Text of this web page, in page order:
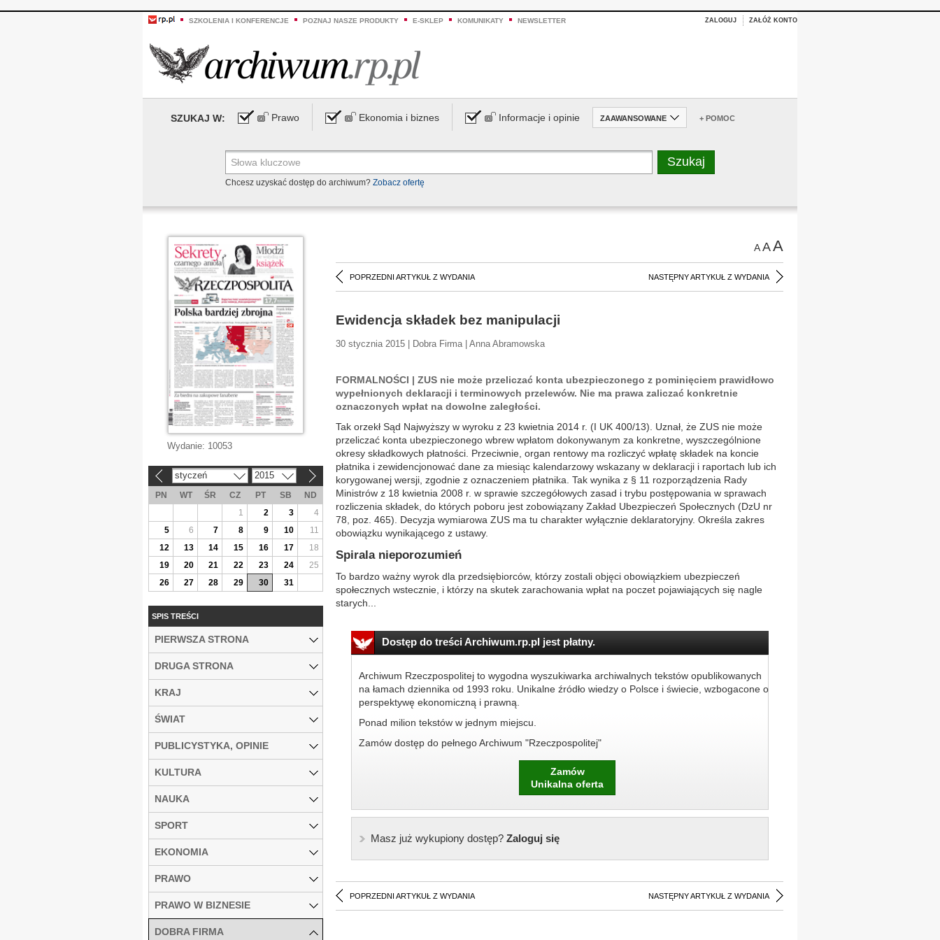
SZKOLENIA I KONFERENCJE POZNAJ NASZE PRODUKTY E-SKLEP KOMUNIKATY NEWSLETTER ZALOGUJ ZAŁÓŻ KONTO
SZUKAJ W: Prawo Ekonomia i biznes Informacje i opinie ZAAWANSOWANE + POMOC
Chcesz uzyskać dostęp do archiwum? Zobacz ofertę
AAA
POPRZEDNI ARTYKUŁ Z WYDANIA NASTĘPNY ARTYKUŁ Z WYDANIA
Ewidencja składek bez manipulacji
30 stycznia 2015 | Dobra Firma | Anna Abramowska
FORMALNOŚCI | ZUS nie może przeliczać konta ubezpieczonego z pominięciem prawidłowo
wypełnionych deklaracji i terminowych przelewów. Nie ma prawa zaliczać konkretnie
oznaczonych wpłat na dowolne zaległości.
Tak orzekł Sąd Najwyższy w wyroku z 23 kwietnia 2014 r. (I UK 400/13). Uznał, że ZUS nie może
przeliczać konta ubezpieczonego wbrew wpłatom dokonywanym za konkretne, wyszczególnione
okresy składkowych płatności. Przeciwnie, organ rentowy ma rozliczyć wpłatę składek na koncie
płatnika i zewidencjonować dane za miesiąc kalendarzowy wskazany w deklaracji i raportach lub ich
korygowanej wersji, zgodnie z oznaczeniem płatnika. Tak wynika z § 11 rozporządzenia Rady
Ministrów z 18 kwietnia 2008 r. w sprawie szczegółowych zasad i trybu postępowania w sprawach
rozliczenia składek, do których poboru jest zobowiązany Zakład Ubezpieczeń Społecznych (DzU nr
78, poz. 465). Decyzja wymiarowa ZUS ma tu charakter wyłącznie deklaratoryjny. Określa zakres
obowiązku wynikającego z ustawy.
Spirala nieporozumień
To bardzo ważny wyrok dla przedsiębiorców, którzy zostali objęci obowiązkiem ubezpieczeń
społecznych wstecznie, i którzy na skutek zarachowania wpłat na poczet pojawiających się nagle
starych...
Dostęp do treści Archiwum.rp.pl jest płatny.
Archiwum Rzeczpospolitej to wygodna wyszukiwarka archiwalnych tekstów opublikowanych
na łamach dziennika od 1993 roku. Unikalne źródło wiedzy o Polsce i świecie, wzbogacone o
perspektywę ekonomiczną i prawną.
Ponad milion tekstów w jednym miejscu.
Zamów dostęp do pełnego Archiwum "Rzeczpospolitej"
Zamów
Unikalna oferta
Masz już wykupiony dostęp?Zaloguj się
POPRZEDNI ARTYKUŁ Z WYDANIA NASTĘPNY ARTYKUŁ Z WYDANIA
Wydanie: 10053
styczeń 2015
PN WT ŚR CZ PT SB
ND
1
2 3
4
5
6 7 8 9 10
11
12
13 14 15 16 17
18
19
20 21 22 23 24
25
26
27 28 29 30 31
SPIS TREŚCI
PIERWSZA STRONA
DRUGA STRONA
KRAJ
ŚWIAT
PUBLICYSTYKA, OPINIE
KULTURA
NAUKA
SPORT
EKONOMIA
PRAWO
PRAWO W BIZNESIE
DOBRA FIRMA